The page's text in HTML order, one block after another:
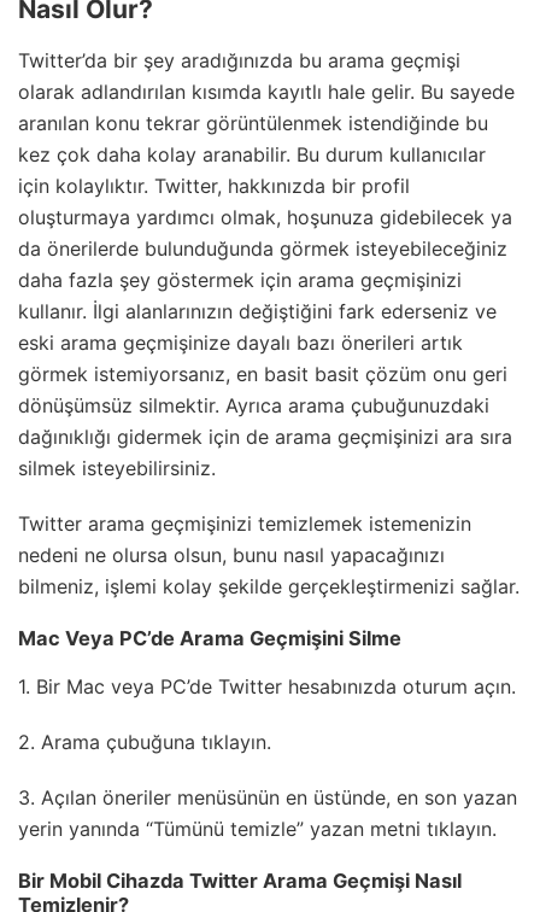
Nasıl Olur?
Twitter’da bir şey aradığınızda bu arama geçmişi
olarak adlandırılan kısımda kayıtlı hale gelir. Bu sayede
aranılan konu tekrar görüntülenmek istendiğinde bu
kez çok daha kolay aranabilir. Bu durum kullanıcılar
için kolaylıktır. Twitter, hakkınızda bir profil
oluşturmaya yardımcı olmak, hoşunuza gidebilecek ya
da önerilerde bulunduğunda görmek isteyebileceğiniz
daha fazla şey göstermek için arama geçmişinizi
kullanır. İlgi alanlarınızın değiştiğini fark ederseniz ve
eski arama geçmişinize dayalı bazı önerileri artık
görmek istemiyorsanız, en basit basit çözüm onu ​​geri
dönüşümsüz silmektir. Ayrıca arama çubuğunuzdaki
dağınıklığı gidermek için de arama geçmişinizi ara sıra
silmek isteyebilirsiniz.
Twitter arama geçmişinizi temizlemek istemenizin
nedeni ne olursa olsun, bunu nasıl yapacağınızı
bilmeniz, işlemi kolay şekilde gerçekleştirmenizi sağlar.
Mac Veya PC’de Arama Geçmişini Silme
1. Bir Mac veya PC’de Twitter hesabınızda oturum açın.
2. Arama çubuğuna tıklayın.
3. Açılan öneriler menüsünün en üstünde, en son yazan
yerin yanında “Tümünü temizle” yazan metni tıklayın.
Bir Mobil Cihazda Twitter Arama Geçmişi Nasıl
Temizlenir?